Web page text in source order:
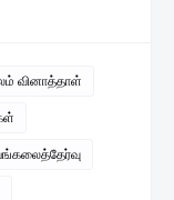
வினாத்தாள்